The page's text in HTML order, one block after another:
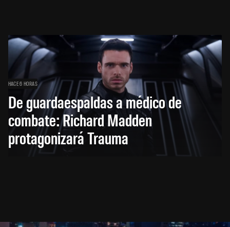
HACE 6 HORAS
De guardaespaldas a médico de
combate: Richard Madden
protagonizará Trauma